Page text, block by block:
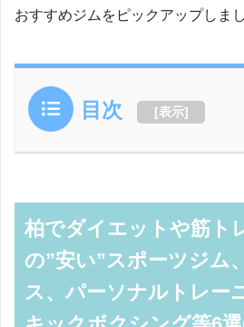
おすすめジムをピックアップしまし
目次 [表示]
柏でダイエットや筋ト
の”安い”スポーツジム
ス、パーソナルトレー